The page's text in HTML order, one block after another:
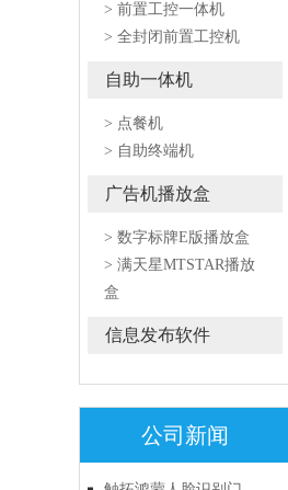
> 前置工控一体机
> 全封闭前置工控机
自助一体机
> 点餐机
> 自助终端机
广告机播放盒
> 数字标牌E版播放盒
> 满天星MTSTAR播放
盒
信息发布软件
公司新闻